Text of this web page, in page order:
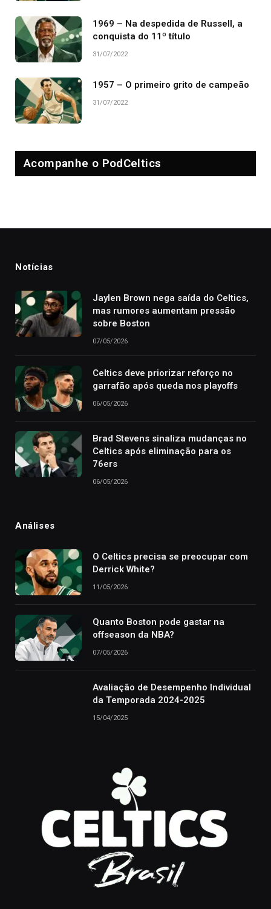
1969 – Na despedida de Russell, a
conquista do 11º título
31/07/2022
1957 – O primeiro grito de campeão
31/07/2022
Acompanhe o PodCeltics
Notícias
Jaylen Brown nega saída do Celtics,
mas rumores aumentam pressão
sobre Boston
07/05/2026
Celtics deve priorizar reforço no
garrafão após queda nos playoffs
06/05/2026
Brad Stevens sinaliza mudanças no
Celtics após eliminação para os
76ers
06/05/2026
Análises
O Celtics precisa se preocupar com
Derrick White?
11/05/2026
Quanto Boston pode gastar na
offseason da NBA?
07/05/2026
Avaliação de Desempenho Individual
da Temporada 2024-2025
15/04/2025